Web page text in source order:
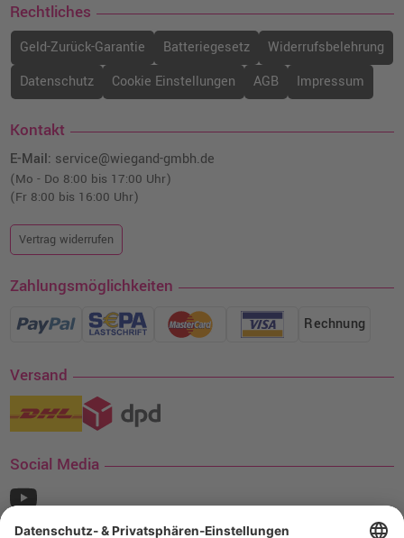
Rechtliches
Geld-Zurück-Garantie Batteriegesetz
Widerrufsbelehrung
Datenschutz
Cookie Einstellungen AGB Impressum
Kontakt
E-Mail: service@wiegand-gmbh.de
(Mo - Do 8:00 bis 17:00 Uhr)
(Fr 8:00 bis 16:00 Uhr)
Vertrag widerrufen
Zahlungsmöglichkeiten
Rechnung
Versand
Social Media